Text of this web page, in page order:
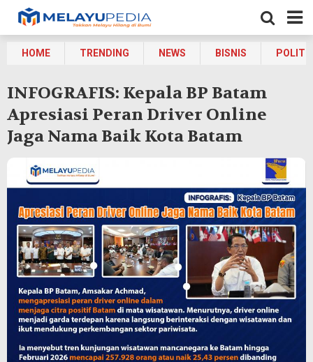
HOME TRENDING NEWS BISNIS
INFOGRAFIS: Kepala BP Batam
Apresiasi Peran Driver Online
Jaga Nama Baik Kota Batam